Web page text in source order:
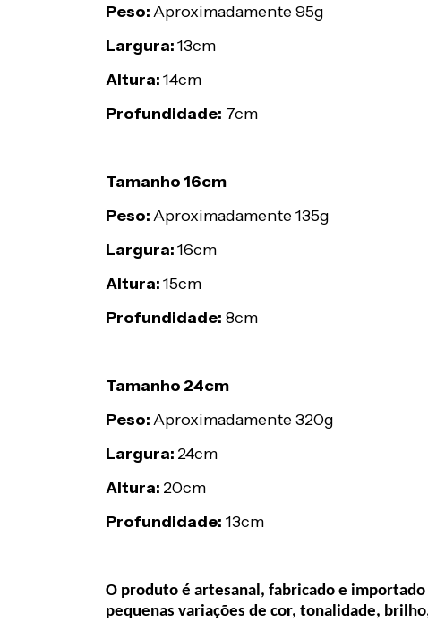
Peso:Aproximadamente 95g
Largura:13cm
Altura:14cm
Profundidade: 7cm
Tamanho 16cm
Peso:Aproximadamente 135g
Largura:16cm
Altura:15cm
Profundidade: 8cm
Tamanho 24cm
Peso:Aproximadamente 320g
Largura: 24cm
Altura: 20cm
Profundidade: 13cm
O produto é artesanal, fabricado e
pequenas variações de cor, tonalidade,